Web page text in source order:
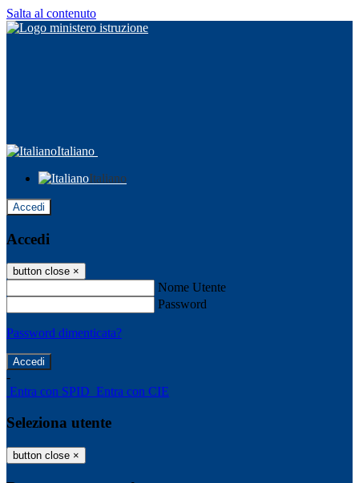
Salta al contenuto
Italiano
Italiano
Accedi
Accedi
button close ×
Nome Utente
Password
Password dimenticata?
-
Entra con SPID Entra con CIE
Seleziona utente
button close ×